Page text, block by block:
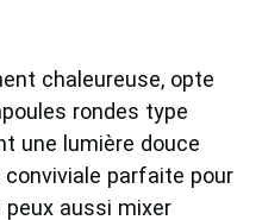
chaleureuse, opte
rondes type
une lumière douce
parfaite pour
aussi mixer